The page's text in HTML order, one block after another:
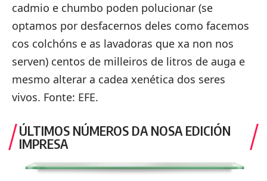
cadmio e chumbo poden polucionar (se
optamos por desfacernos deles como facemos
cos colchóns e as lavadoras que xa non nos
serven) centos de milleiros de litros de auga e
mesmo alterar a cadea xenética dos seres
vivos. Fonte: EFE.
ÚLTIMOS NÚMEROS DA NOSA EDICIÓN
IMPRESA